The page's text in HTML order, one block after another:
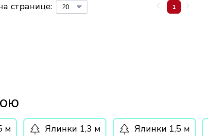
странице: 1
Ялинки 1,5 м
Ялинки 1,3 м
м